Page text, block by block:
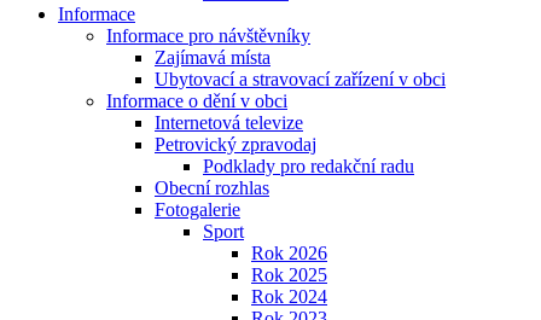
Informace
Informace pro návštěvníky
Zajímavá místa
Ubytovací a stravovací zařízení v obci
Informace o dění v obci
Internetová televize
Petrovický zpravodaj
Podklady pro redakční radu
Obecní rozhlas
Fotogalerie
Sport
Rok 2026
Rok 2025
Rok 2024